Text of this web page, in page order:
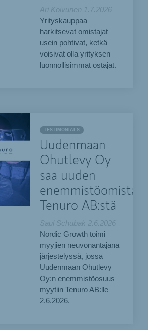
Ari Koivunen
1.7.2026
Yrityskauppaa
harkitsevat omistajat
usein pohtivat, ketkä
voisivat olla yrityksen
luonnollisimmat ostajat.
TESTIMONIALS
Uudenmaan
Ohutlevy Oy
saa uuden
Tenuro AB:stä
Saul Schubak 2.6.2026
Nordic Growth toimi
myyjien neuvonantajana
järjestelyssä, jossa
Uudenmaan Ohutlevy
Oy:n enemmistöosuus
myytiin Tenuro AB:lle
2.6.2026.